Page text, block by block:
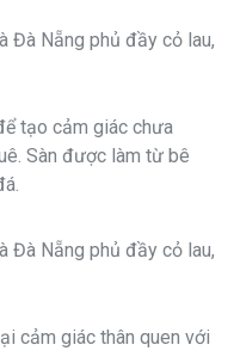
tạo cảm giác chưa
Sàn được làm từ bê
cảm giác thân quen với